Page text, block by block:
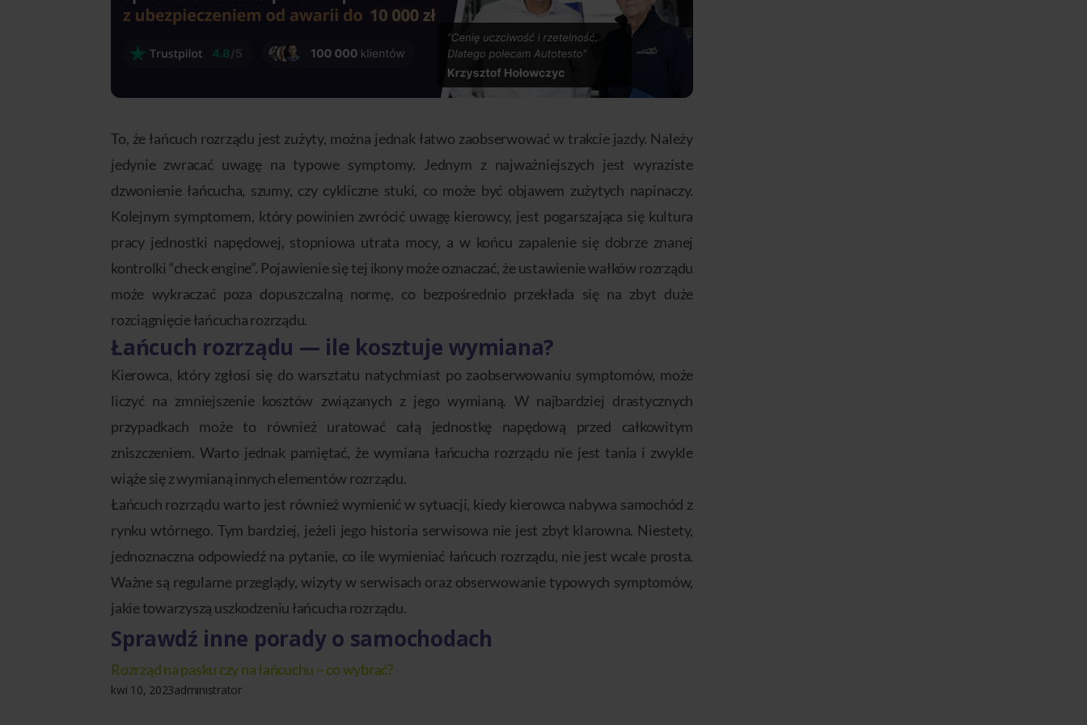
To, że łańcuch rozrządu jest zużyty, można jednak łatwo zaobserwować w trakcie jazdy. Należy
jedynie zwracać uwagę na typowe symptomy. Jednym z najważniejszych jest wyraziste
dzwonienie łańcucha, szumy, czy cykliczne stuki, co może być objawem zużytych napinaczy.
Kolejnym symptomem, który powinien zwrócić uwagę kierowcy, jest pogarszająca się kultura
pracy jednostki napędowej, stopniowa utrata mocy, a w końcu zapalenie się dobrze znanej
kontrolki “check engine”. Pojawienie się tej ikony może oznaczać, że ustawienie wałków rozrządu
może wykraczać poza dopuszczalną normę, co bezpośrednio przekłada się na zbyt duże
rozciągnięcie łańcucha rozrządu.
Łańcuch rozrządu — ile kosztuje wymiana?
Kierowca, który zgłosi się do warsztatu natychmiast po zaobserwowaniu symptomów, może
liczyć na zmniejszenie kosztów związanych z jego wymianą. W najbardziej drastycznych
przypadkach może to również uratować całą jednostkę napędową przed całkowitym
zniszczeniem. Warto jednak pamiętać, że wymiana łańcucha rozrządu nie jest tania i zwykle
wiąże się z wymianą innych elementów rozrządu.
Łańcuch rozrządu warto jest również wymienić w sytuacji, kiedy kierowca nabywa samochód z
rynku wtórnego. Tym bardziej, jeżeli jego historia serwisowa nie jest zbyt klarowna. Niestety,
jednoznaczna odpowiedź na pytanie, co ile wymieniać łańcuch rozrządu, nie jest wcale prosta.
Ważne są regularne przeglądy, wizyty w serwisach oraz obserwowanie typowych symptomów,
jakie towarzyszą uszkodzeniu łańcucha rozrządu.
Sprawdź inne porady o samochodach
Rozrząd na pasku czy na łańcuchu – co wybrać?
kwi 10, 2023administrator